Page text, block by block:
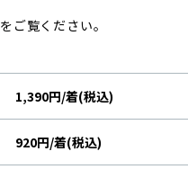
をご覧ください。
1,390円/着(税込)
920円/着(税込)